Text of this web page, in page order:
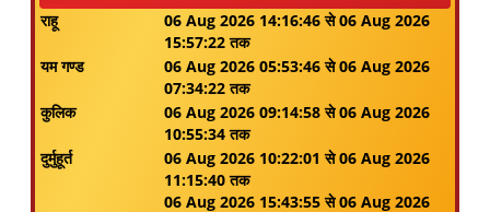
राहू
06 Aug 2026 14:16:46 से 06 Aug 2026
15:57:22 तक
यम गण्ड
06 Aug 2026 05:53:46 से 06 Aug 2026
07:34:22 तक
कुलिक
06 Aug 2026 09:14:58 से 06 Aug 2026
10:55:34 तक
दुर्मुहूर्त
06 Aug 2026 10:22:01 से 06 Aug 2026
11:15:40 तक
06 Aug 2026 15:43:55 से 06 Aug 2026